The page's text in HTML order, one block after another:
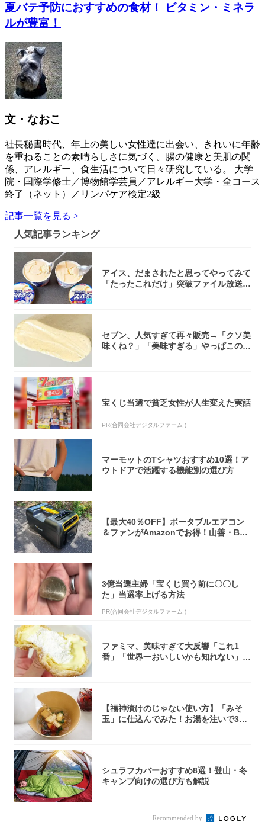
夏バテ予防におすすめの食材！ ビタミン・ミネラ
ルが豊富！
文・なおこ
社長秘書時代、年上の美しい女性達に出会い、きれいに年齢
を重ねることの素晴らしさに気づく。腸の健康と美肌の関
係、アレルギー、食生活について日々研究している。 大学
院・国際学修士／博物館学芸員／アレルギー大学・全コース
終了（ネット）／リンパケア検定2級
記事一覧を見る >
人気記事ランキング
アイス、だまされたと思ってやってみて
「たったこれだけ」突破ファイル放送で
セブン、人気すぎて再々販売→「クソ美
味くね？」「美味すぎる」やっぱこのク
宝くじ当選で貧乏女性が人生変えた実話
PR(合同会社デジタルファーム )
マーモットのTシャツおすすめ10選！ア
ウトドアで活躍する機能別の選び方
【最大40％OFF】ポータブルエアコン
＆ファンがAmazonでお得！山善・Bo
3億当選主婦「宝くじ買う前に〇〇し
た」当選率上げる方法
PR(合同会社デジタルファーム )
ファミマ、美味すぎて大反響「これ1
番」「世界一おいしいかも知れない」
【福神漬けのじゃない使い方】「みそ
玉」に仕込んでみた！お湯を注いで30
シュラフカバーおすすめ8選！登山・冬
キャンプ向けの選び方も解説
Recommended by